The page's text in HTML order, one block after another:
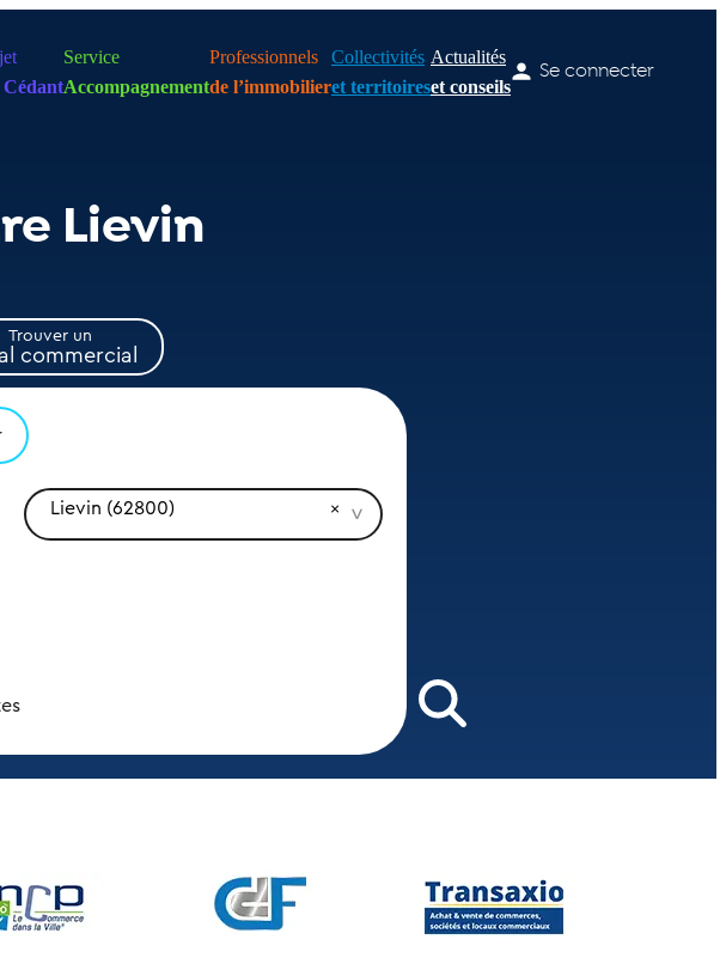
Service
Accompagnement
Professionnels
de l’immobilier
Collectivités
et territoires
Actualités
et conseils
Se connecter
Lievin
Trouver un
commercial
Lievin (62800)